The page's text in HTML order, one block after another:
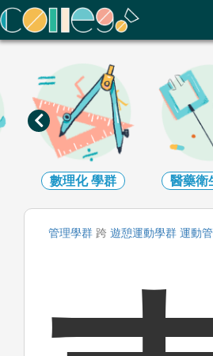
ColleGo! 大學選才與高中育才輔助系統
數理化學群 醫藥衛
管理學群 跨 遊憩運動學群 運動